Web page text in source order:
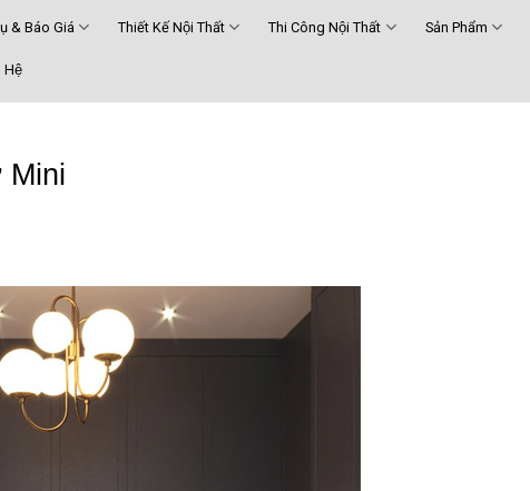
& Báo Giá Thiết Kế Nội Thất Thi Công Nội Thất Sản Phẩm
Hệ
Mini